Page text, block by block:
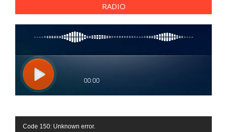
RADIO
Reproductor
Code 150: Unknown error.